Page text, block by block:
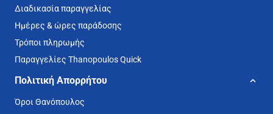
Διαδικασία παραγγελίας
Ημέρες & ώρες παράδοσης
Τρόποι πληρωμής
Παραγγελίες Thanopoulos Quick
Πολιτική Απορρήτου
Όροι Θανόπουλος